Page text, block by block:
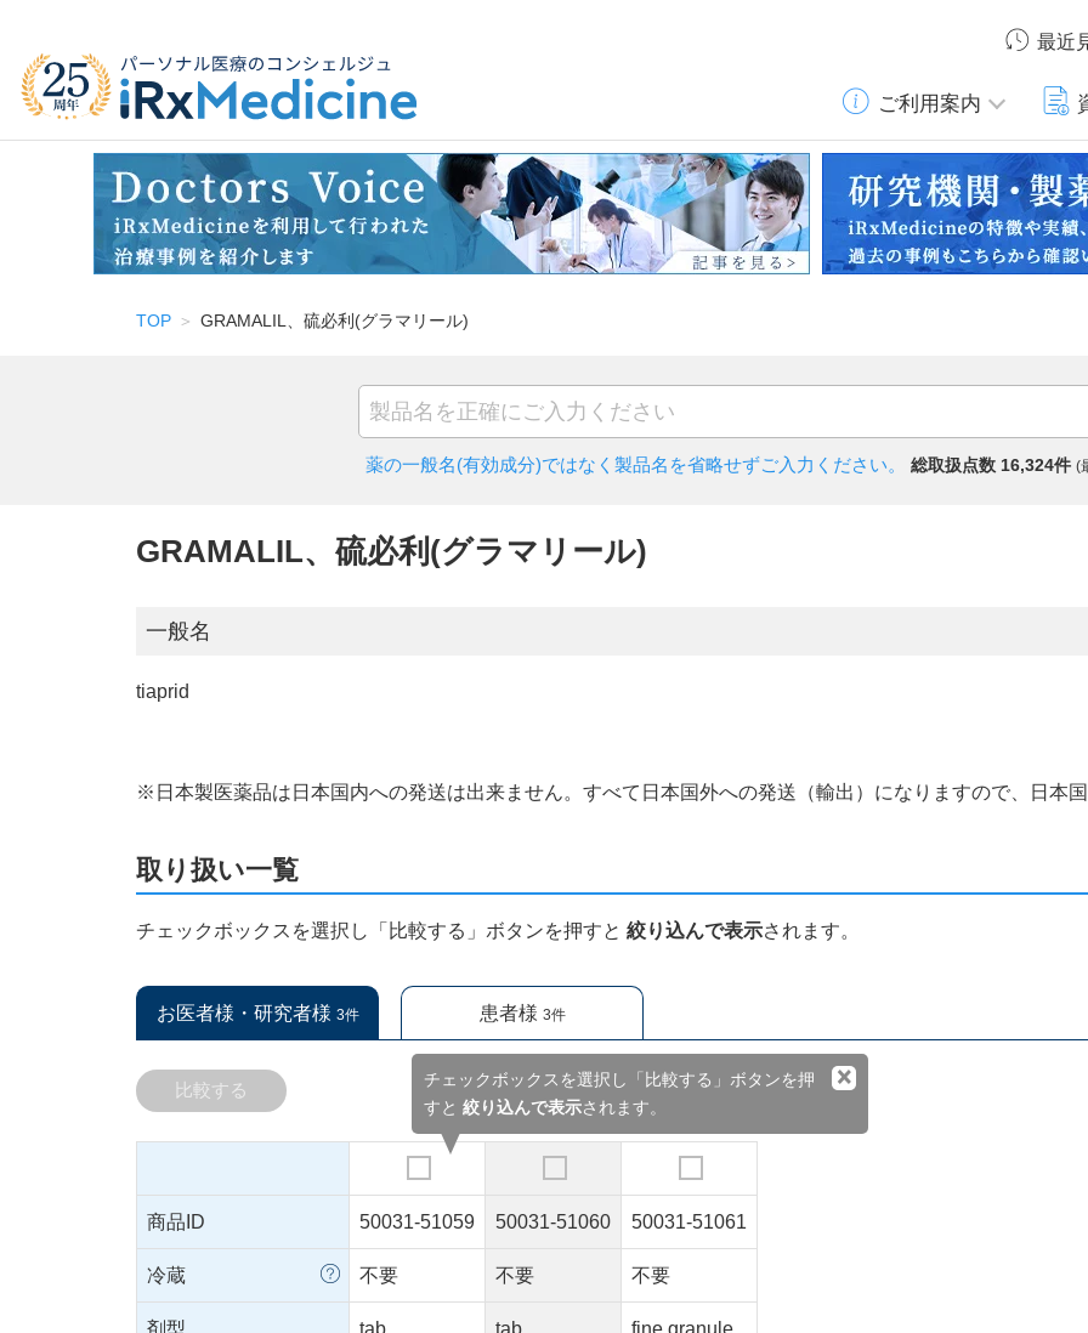
最近
ご利用案内
TOP GRAMALIL、硫必利(グラマリール)
薬の一般名(有効成分)ではなく 製品名を省略せずご入力ください。 総取扱点数 16,324件 (
GRAMALIL、硫必利(グラマリール)
一般名
tiaprid
※日本製医薬品は日本国内への発送は出来ません。すべて日本国外への発送（輸出）になりますので、日本
取り扱い一覧
チェックボックスを選択し「比較する」ボタンを押すと絞り込んで表示されます。
お医者様・研究者様 3件 患者様 3件
チェックボックスを選択し「比較する」ボタンを押
すと絞り込んで表示されます。
×
比較する
商品ID 50031-51059 50031-51060 50031-51061
冷蔵 不要 不要 不要
剤型 tab tab fine granule